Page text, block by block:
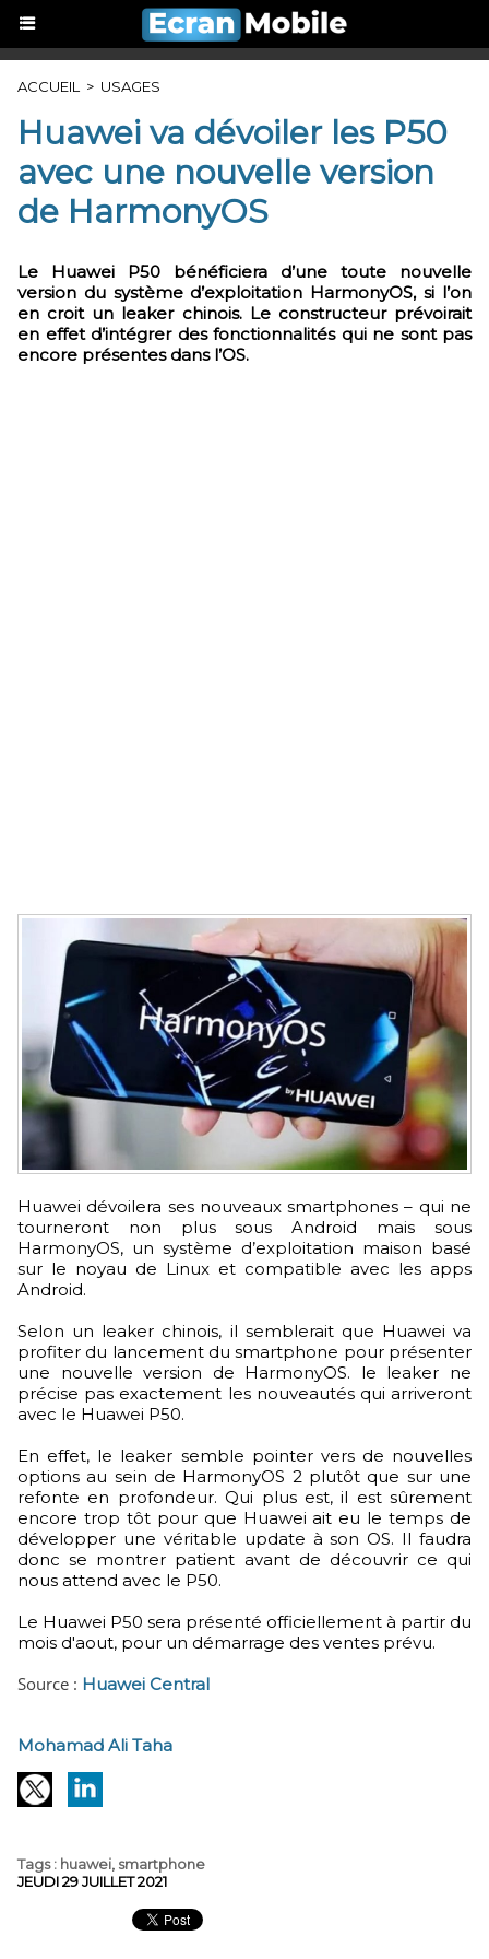
ACCUEIL > USAGES
Huawei va dévoiler les P50
avec une nouvelle version
de HarmonyOS
Le Huawei P50 bénéficiera d’une toute nouvelle
version du système d’exploitation HarmonyOS, si l’on
en croit un leaker chinois. Le constructeur prévoirait
en effet d’intégrer des fonctionnalités qui ne sont pas
encore présentes dans l’OS.
Huawei dévoilera ses nouveaux smartphones – qui ne
tourneront non plus sous Android mais sous
HarmonyOS, un système d’exploitation maison basé
sur le noyau de Linux et compatible avec les apps
Android.
Selon un leaker chinois, il semblerait que Huawei va
profiter du lancement du smartphone pour présenter
une nouvelle version de HarmonyOS. le leaker ne
précise pas exactement les nouveautés qui arriveront
avec le Huawei P50.
En effet, le leaker semble pointer vers de nouvelles
options au sein de HarmonyOS 2 plutôt que sur une
refonte en profondeur. Qui plus est, il est sûrement
encore trop tôt pour que Huawei ait eu le temps de
développer une véritable update à son OS. Il faudra
donc se montrer patient avant de découvrir ce qui
nous attend avec le P50.
Le Huawei P50 sera présenté officiellement à partir du
mois d'aout, pour un démarrage des ventes prévu.
Source : Huawei Central
Mohamad Ali Taha
Tags: huawei, smartphone
JEUDI 29 JUILLET 2021